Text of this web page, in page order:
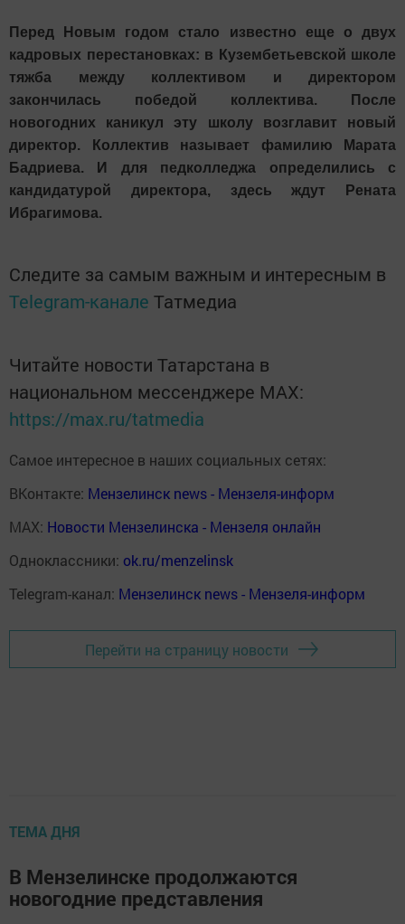
Перед Новым годом стало известно еще о двух
кадровых перестановках: в Кузембетьевской школе
тяжба между коллективом и директором
закончилась победой коллектива. После
новогодних каникул эту школу возглавит новый
директор. Коллектив называет фамилию Марата
Бадриева. И для педколледжа определились с
кандидатурой директора, здесь ждут Рената
Ибрагимова.
Следите за самым важным и интересным в
Telegram-канале Татмедиа
Читайте новости Татарстана в
национальном мессенджере MАХ:
https://max.ru/tatmedia
Самое интересное в наших социальных сетях:
ВКонтакте: Мензелинск news - Мензеля-информ
MAX: Новости Мензелинска - Мензеля онлайн
Одноклассники: ok.ru/menzelinsk
Telegram-канал: Мензелинск news - Мензеля-информ
Перейти на страницу новости
ТЕМА ДНЯ
В Мензелинске продолжаются
новогодние представления